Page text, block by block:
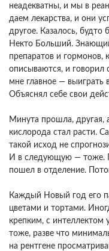
неадекватны, и мы в
даем лекарства, и они
другое. Казалось, будто
Некто Больший.
препаратов и гормонов,
описываются, и говорил
мне главное — выиграть
Объяснял себе свои
Минута прошла, другая,
кислорода стал расти.
такой исход не
И в следующую — тоже.
пошел в отделение.
Каждый Новый год его
цветами и тортами.
крепким, с интеллектом
тоже, разве что
на рентгене